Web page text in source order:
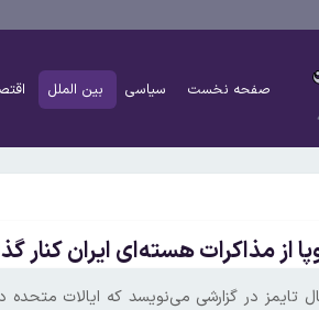
صفحه نخست سیاسی بین الملل
از مذاکرات هسته‌ای ایران
تایمز در گزارشی می‌نویسد که ایالات متحده